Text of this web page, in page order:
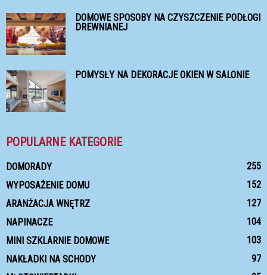
DOMOWE SPOSOBY NA CZYSZCZENIE PODŁOGI
DREWNIANEJ
POMYSŁY NA DEKORACJE OKIEN W SALONIE
POPULARNE KATEGORIE
DOMORADY
255
WYPOSAŻENIE DOMU
152
ARANŻACJA WNĘTRZ
127
NAPINACZE
104
MINI SZKLARNIE DOMOWE
103
NAKŁADKI NA SCHODY
97